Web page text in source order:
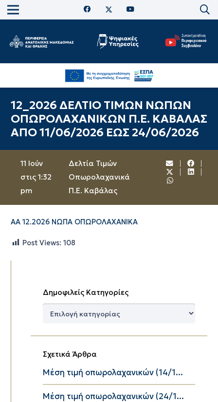
12_2026 ΔΕΛΤΙΟ ΤΙΜΩΝ ΝΩΠΩΝ
ΟΠΩΡΟΛΑΧΑΝΙΚΩΝ Π.Ε. ΚΑΒΑΛΑΣ
ΑΠΟ 11/06/2026 ΕΩΣ 24/06/2026
11 Ιούν
στις 1:32
pm
Δελτία Τιμών
Οπωρολαχανικά
Π.Ε. Καβάλας
ΑΑ 12.2026 ΝΩΠΑ ΟΠΩΡΟΛΑΧΑΝΙΚΑ
Post Views: 108
Δημοφιλείς Κατηγορίες
Δημοφιλείς
Σχετικά Άρθρα
Μέση τιμή οπωρολαχανικών (14/1...
Μέση τιμή οπωρολαχανικών (24/1...